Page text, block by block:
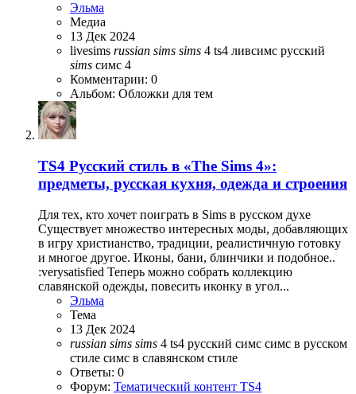
Эльма
Медиа
13 Дек 2024
livesims russian sims sims 4 ts4 ливсимс русский
sims симс 4
Комментарии: 0
Альбом: Обложки для тем
TS4 Русский стиль в «The Sims 4»:
предметы, русская кухня, одежда и строения
Для тех, кто хочет поиграть в Sims в русском духе
Существует множество интересных моды, добавляющих
в игру христианство, традиции, реалистичную готовку
и многое другое. Иконы, бани, блинчики и подобное..
:verysatisfied Теперь можно собрать коллекцию
славянской одежды, повесить иконку в угол...
Эльма
Тема
13 Дек 2024
russian sims sims 4 ts4 русский симс симс в русском
стиле симс в славянском стиле
Ответы: 0
Форум: Тематический контент TS4